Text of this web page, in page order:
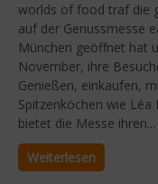
worlds of food traf die
auf der Genussmesse
München geöffnet hat
November, ihre
Genießen, einkaufen,
Spitzenköchen wie
bietet die Messe ihren...
Weiterlesen